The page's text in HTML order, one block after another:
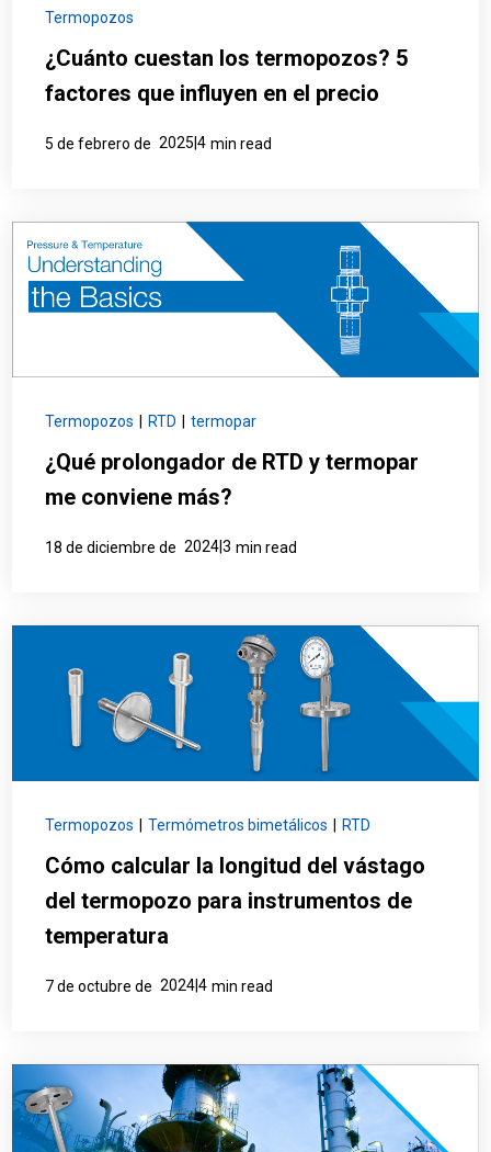
Termopozos
¿Cuánto cuestan los termopozos? 5
factores que influyen en el precio
5 de febrero de 2025|4 min read
Termopozos RTD termopar
¿Qué prolongador de RTD y termopar
me conviene más?
18 de diciembre de 2024|3 min read
Termopozos Termómetros bimetálicos RTD
Cómo calcular la longitud del vástago
del termopozo para instrumentos de
temperatura
7 de octubre de 2024|4 min read